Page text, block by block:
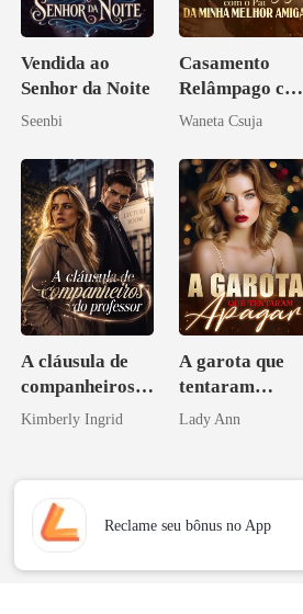
Vendida ao
Senhor da Noite
Seenbi
Casamento
Relâmpago com
o Pai da Minha
Waneta Csuja
A cláusula de
companheiros
do professor
Kimberly Ingrid
A garota que
tentaram
apagar
Lady Ann
Reclame seu bônus no App